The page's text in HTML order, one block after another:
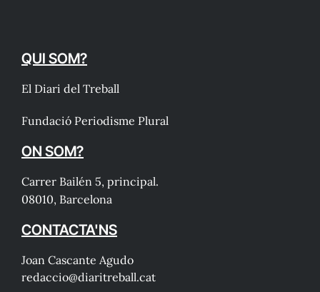
QUI SOM?
El Diari del Treball
Fundació Periodisme Plural
ON SOM?
Carrer Bailén 5, principal.
08010, Barcelona
CONTACTA'NS
Joan Cascante Agudo
redaccio@diaritreball.cat